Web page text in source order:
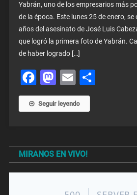
Yabrán, uno de los empresarios más
de la época. Este lunes 25 de enero, se
años del asesinato de José Luis
que logró la primera foto de Yabrán.
de haber logrado […]
Facebook
Mastodon
EmailShare
Seguir leyendo
MIRANOS EN VIVO!